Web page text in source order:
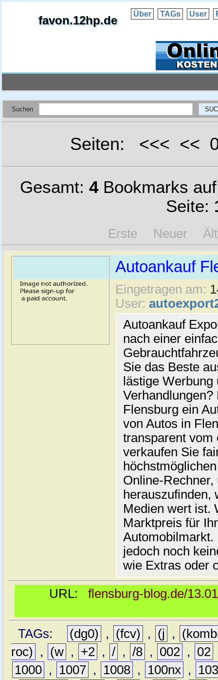
favon.12hp.de Über TAGs User
Suchen
Seiten: <<< <<
Gesamt: 4Bookmarks
Seite:
Erste Neuer
Autoankauf
Eingetragen am:
User:
Autoankauf
nach einer
Sie das Beste
lästige
Flensburg ein
von Autos in
transparent vom
verkaufen Sie
Online-
herauszufinden,
Medien wert ist.
Marktpreis für
jedoch noch
wie Extras oder
URL: flensburg-blog.de/
TAGs: (dg0) , (fcv) , (j ,
roc)
, (w , +2 , / , /8 , 002 , 02
1000 , 1007 , 1008 , 100nx ,